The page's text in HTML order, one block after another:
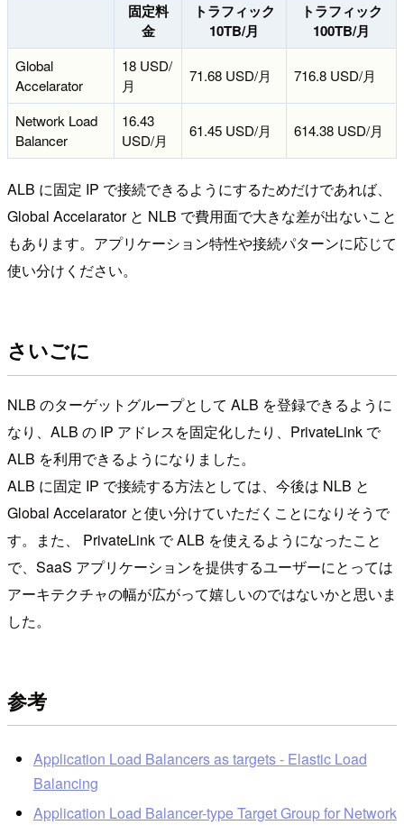
固定料
金
トラフィック
10TB/月
トラフィック
100TB/月
Global
Accelarator
18 USD/
月
71.68 USD/月 716.8 USD/月
Network Load
Balancer
16.43
USD/月
61.45 USD/月 614.38 USD/月
ALB に固定 IP で接続できるようにするためだけであれば、
Global Accelarator と NLB で費用面で大きな差が出ないこと
もあります。アプリケーション特性や接続パターンに応じて
使い分けください。
さいごに
NLB のターゲットグループとして ALB を登録できるように
なり、ALB の IP アドレスを固定化したり、PrivateLink で
ALB を利用できるようになりました。
ALB に固定 IP で接続する方法としては、今後は NLB と
Global Accelarator と使い分けていただくことになりそうで
す。また、 PrivateLink で ALB を使えるようになったこと
で、SaaS アプリケーションを提供するユーザーにとっては
アーキテクチャの幅が広がって嬉しいのではないかと思いま
した。
参考
Application Load Balancers as targets - Elastic Load
Balancing
Application Load Balancer-type Target Group for Network